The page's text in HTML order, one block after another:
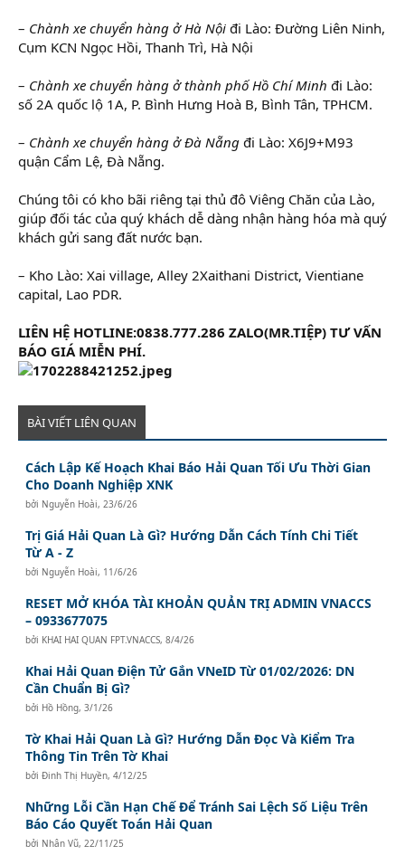
– Chành xe chuyển hàng ở Hà Nội đi Lào: Đường Liên Ninh,
Cụm KCN Ngọc Hồi, Thanh Trì, Hà Nội
– Chành xe chuyển hàng ở thành phố Hồ Chí Minh đi Lào:
số 2A quốc lộ 1A, P. Bình Hưng Hoà B, Bình Tân, TPHCM.
– Chành xe chuyển hàng ở Đà Nẵng đi Lào: X6J9+M93
quận Cẩm Lệ, Đà Nẵng.
Chúng tôi có kho bãi riêng tại thủ đô Viêng Chăn của Lào,
giúp đối tác của quý khách dễ dàng nhận hàng hóa mà quý
khách gửi sang đất nước bạn.
– Kho Lào: Xai village, Alley 2Xaithani District, Vientiane
capital, Lao PDR.
LIÊN HỆ HOTLINE:0838.777.286 ZALO(MR.TIỆP) TƯ VẤN
BÁO GIÁ MIỄN PHÍ.
BÀI VIẾT LIÊN QUAN
Cách Lập Kế Hoạch Khai Báo Hải Quan Tối Ưu Thời Gian
Cho Doanh Nghiệp XNK
bởi Nguyễn Hoài, 23/6/26
Trị Giá Hải Quan Là Gì? Hướng Dẫn Cách Tính Chi Tiết
Từ A - Z
bởi Nguyễn Hoài, 11/6/26
RESET MỞ KHÓA TÀI KHOẢN QUẢN TRỊ ADMIN VNACCS
– 0933677075
bởi KHAI HAI QUAN FPT.VNACCS,8/4/26
Khai Hải Quan Điện Tử Gắn VNeID Từ 01/02/2026: DN
Cần Chuẩn Bị Gì?
bởi Hồ Hồng,3/1/26
Tờ Khai Hải Quan Là Gì? Hướng Dẫn Đọc Và Kiểm Tra
Thông Tin Trên Tờ Khai
bởiĐinh Thị Huyền,4/12/25
Những Lỗi Cần Hạn Chế Để Tránh Sai Lệch Số Liệu Trên
Báo Cáo Quyết Toán Hải Quan
bởi Nhân Vũ, 22/11/25